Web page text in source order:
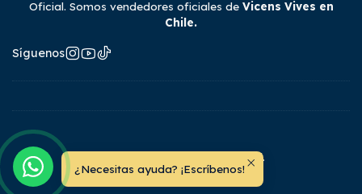
Oficial. Somos vendedores oficiales de Vicens Vives en
Chile.
Síguenos
2026 Tienda Puntaje Nacional.
Todos los derechos reservados
¿Necesitas ayuda? ¡Escríbenos!